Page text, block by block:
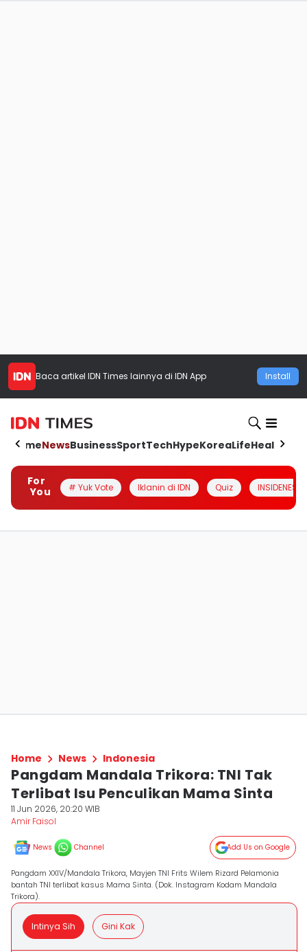
Baca artikel IDN Times lainnya di IDN App Install
HomeNewsBusinessSportTechHypeKoreaLifeHealth
For
You
# Yuk Vote Iklanin di IDN Quiz INSIDENESIA
Home News Indonesia
Pangdam Mandala Trikora: TNI Tak
Terlibat Isu Penculikan Mama Sinta
11 Jun 2026, 20:20 WIB
Amir Faisol
News Channel Add Us on Google
Pangdam XXIV/Mandala Trikora, Mayjen TNI Frits Wilem Rizard Pelamonia
bantah TNI terlibat kasus Mama Sinta. (Dok. Instagram Kodam Mandala
Trikora).
Intinya Sih Gini Kak